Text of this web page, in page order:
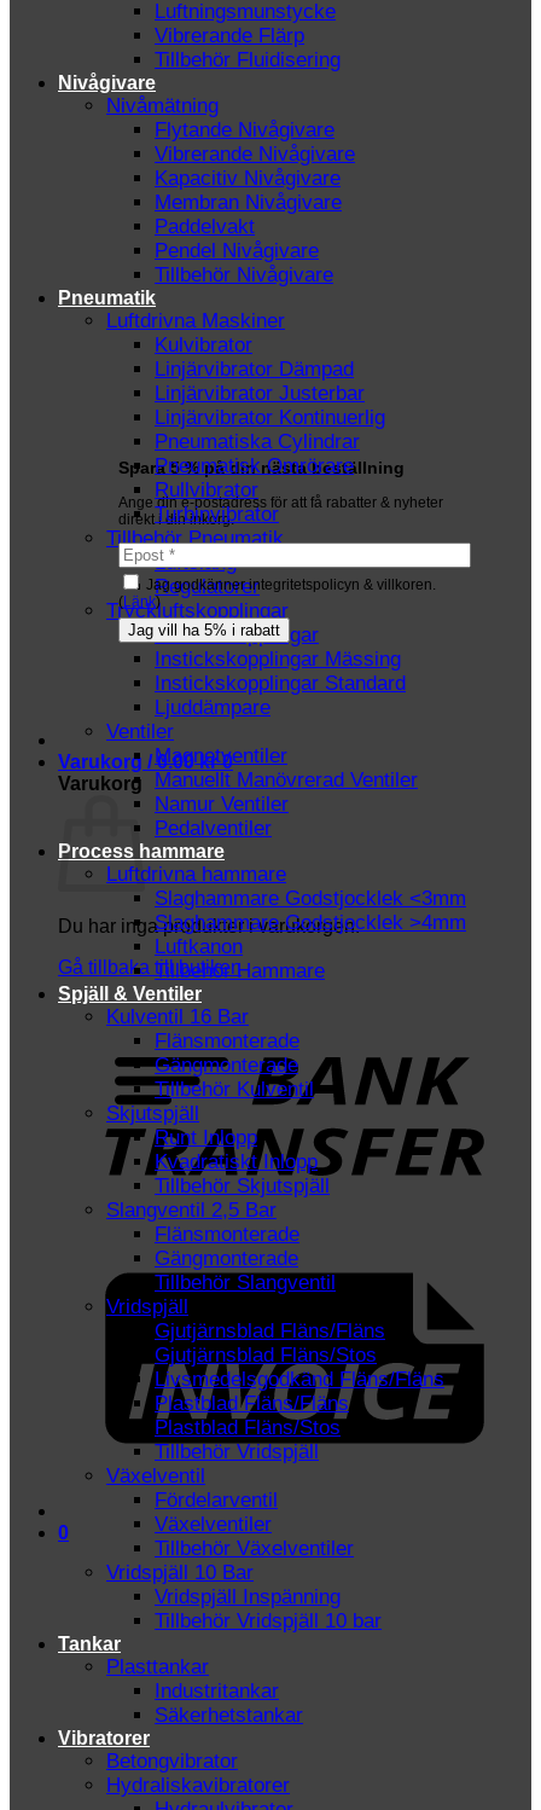
Spara 5 % på din nästa beställning
Ange din e-postadress för att få rabatter & nyheter
direkt i din inkorg.
Jag godkänner integritetspolicyn & villkoren.
(Länk)
Varukorg /0.00kr 0
Varukorg
Du har inga produkter i varukorgen.
Gå tillbaka till butiken
0
Luftningsmunstycke
Vibrerande Flärp
Tillbehör Fluidisering
Nivågivare
Nivåmätning
Flytande Nivågivare
Vibrerande Nivågivare
Kapacitiv Nivågivare
Membran Nivågivare
Paddelvakt
Pendel Nivågivare
Tillbehör Nivågivare
Pneumatik
Luftdrivna Maskiner
Kulvibrator
Linjärvibrator Dämpad
Linjärvibrator Justerbar
Linjärvibrator Kontinuerlig
Pneumatiska Cylindrar
Pneumatisk Omrörare
Rullvibrator
Turbinvibrator
Tillbehör Pneumatik
Luftslang
Regulatorer
Tryckluftskopplingar
Instickskopplingar
Instickskopplingar Mässing
Instickskopplingar Standard
Ljuddämpare
Ventiler
Magnetventiler
Manuellt Manövrerad Ventiler
Namur Ventiler
Pedalventiler
Process hammare
Luftdrivna hammare
Slaghammare Godstjocklek <3mm
Slaghammare Godstjocklek >4mm
Luftkanon
Tillbehör Hammare
Spjäll & Ventiler
Kulventil 16 Bar
Flänsmonterade
Gängmonterade
Tillbehör Kulventil
Skjutspjäll
Runt Inlopp
Kvadratiskt Inlopp
Tillbehör Skjutspjäll
Slangventil 2,5 Bar
Flänsmonterade
Gängmonterade
Tillbehör Slangventil
Vridspjäll
Gjutjärnsblad Fläns/Fläns
Gjutjärnsblad Fläns/Stos
Livsmedelsgodkänd Fläns/Fläns
Plastblad Fläns/Fläns
Plastblad Fläns/Stos
Tillbehör Vridspjäll
Växelventil
Fördelarventil
Växelventiler
Tillbehör Växelventiler
Vridspjäll 10 Bar
Vridspjäll Inspänning
Tillbehör Vridspjäll 10 bar
Tankar
Plasttankar
Industritankar
Säkerhetstankar
Vibratorer
Betongvibrator
Hydraliskavibratorer